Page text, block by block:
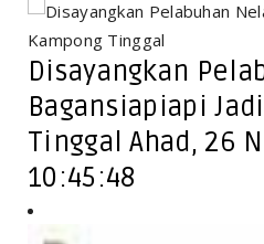
Disayangkan
Bagansiapiapi
Tinggal Ahad, 26
10:45:48